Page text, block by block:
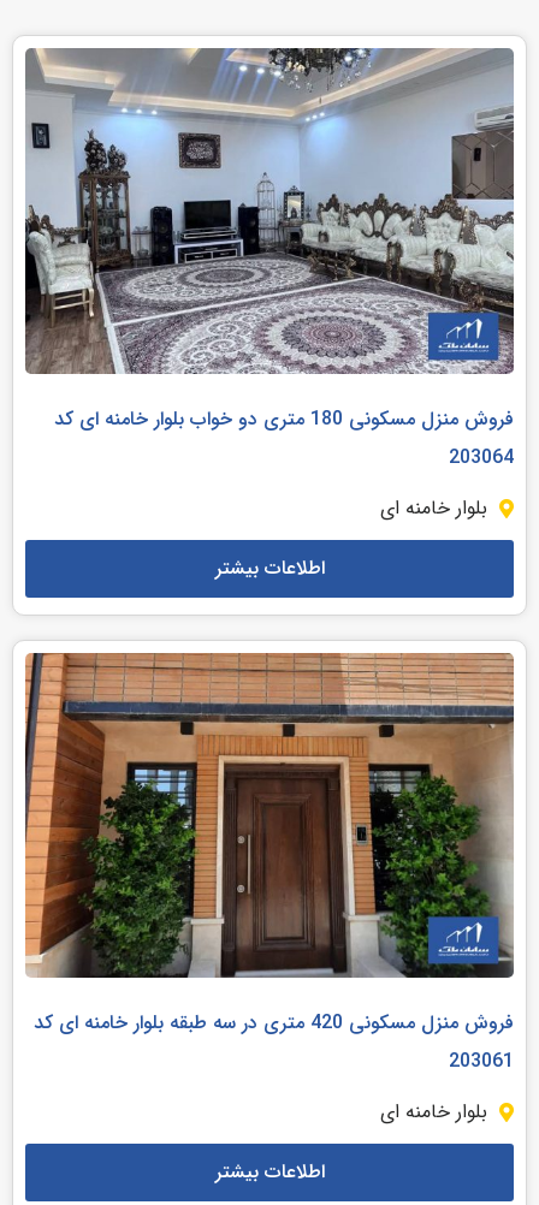
فروش منزل مسکونی 180 متری دو خواب بلوار خامنه ای کد
203064
بلوار خامنه ای
اطلاعات بیشتر
فروش منزل مسکونی 420 متری در سه طبقه بلوار خامنه ای کد
203061
بلوار خامنه ای
اطلاعات بیشتر